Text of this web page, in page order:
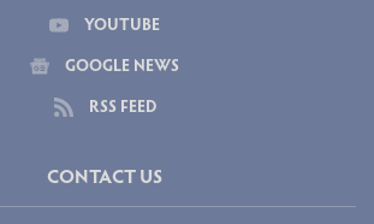
YOUTUBE
GOOGLE NEWS
RSS FEED
CONTACT US